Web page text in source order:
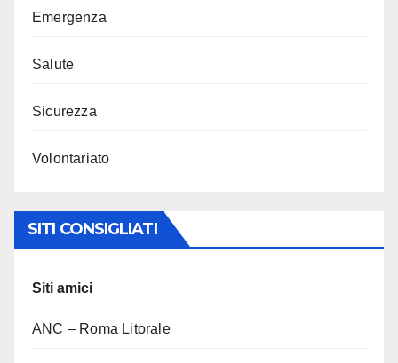
Emergenza
Salute
Sicurezza
Volontariato
SITI CONSIGLIATI
Siti amici
ANC – Roma Litorale